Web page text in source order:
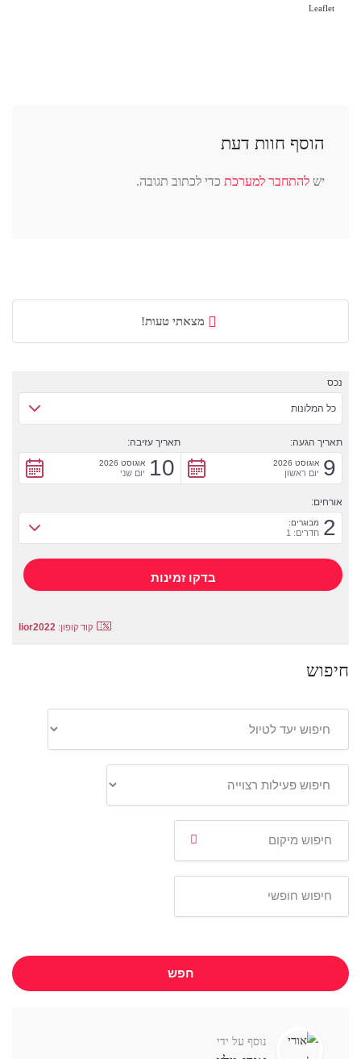
Leaflet
הוסף חוות דעת
יש להתחבר למערכת כדי לכתוב תגובה.
מצאתי טעות!
נכס
כל המלונות
תאריך הגעה:
9 אוגוסט 2026
יום ראשון
תאריך עזיבה:
10 אוגוסט 2026
יום שני
אורחים:
2 מבוגרים:
חדרים: 1
קוד קופון: lior2022
חיפוש
חפש
נוסף על ידי